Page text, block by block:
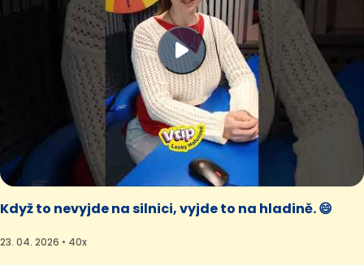
Když to nevyjde na silnici, vyjde to na hladině. 😄
23. 04. 2026 • 40x